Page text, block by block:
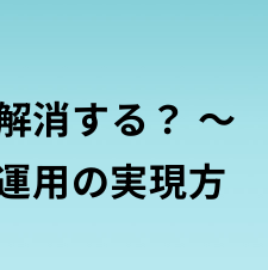
消する？ ～
用の実現方